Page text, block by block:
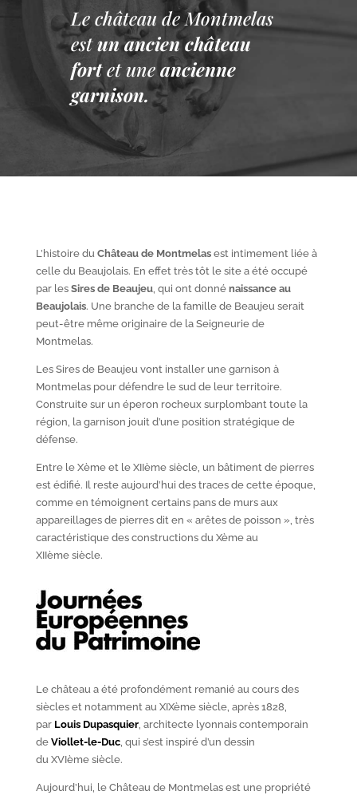
Le château de Montmelas
est un ancien château
fort et une ancienne
garnison.
L’histoire duChâteau de Montmelasest intimement liée à
celle du Beaujolais. En effet très tôt le site a été occupé
par les Sires de Beaujeu, qui ont donné naissance au
Beaujolais. Une branche de la famille de Beaujeu serait
peut-être même originaire de la Seigneurie de
Montmelas.
Les Sires de Beaujeu vont installer une garnison à
Montmelas pour défendre le sud de leur territoire.
Construite sur un éperon rocheux surplombant toute la
région, la garnison jouit d’une position stratégique de
défense.
Entre le Xèmeet le XIIèmesiècle, un bâtiment de pierres
est édifié. Il reste aujourd’hui des traces de cette époque,
comme en témoignent certains pans de murs aux
appareillages de pierres dit en « arêtes de poisson », très
caractéristique des constructions du Xèmeau
XIIèmesiècle.
Le château a été profondément remanié au cours des
siècles et notamment au XIXèmesiècle, après 1828,
par Louis Dupasquier, architecte lyonnais contemporain
de Viollet-le-Duc, qui s’est inspiré d’un dessin
du XVIèmesiècle.
Aujourd’hui, le Château de Montmelas est une propriété